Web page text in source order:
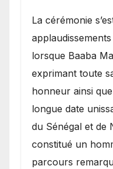
​La cérémonie
lorsque Baaba
exprimant toute
honneur ainsi
longue date
du Sénégal et de
constitué un
parcours